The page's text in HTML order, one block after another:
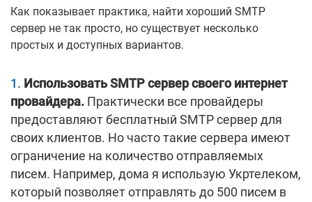
Как показывает практика, найти хороший SMTP
сервер не так просто, но существует несколько
простых и доступных вариантов.
Использовать SMTP сервер своего интернет
провайдера. Практически все провайдеры
предоставляют бесплатный SMTP сервер для
своих клиентов. Но часто такие сервера имеют
ограничение на количество отправляемых
писем. Например, дома я использую Укртелеком,
который позволяет отправлять до 500 писем в